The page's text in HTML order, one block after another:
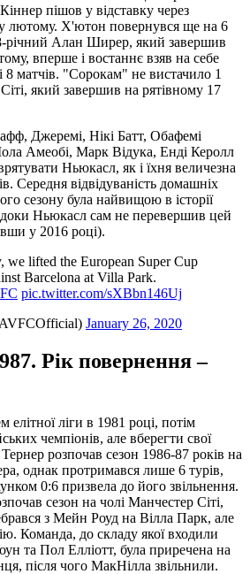
пішов у відставку через
лютому. Х'ютон повернувся ще на 6
річний Алан Ширер, який завершив
вперше і востаннє взяв на себе
8 матчів. "Сорокам" не вистачило 1
який завершив на рятівному 17
Джеремі, Нікі Батт, Обафемі
Амеобі, Марк Відука, Енді Керолл
Ньюкасл, як і їхня величезна
Середня відвідуваність домашніх
сезону була найвищою в історії
Ньюкасл сам не перевершив цей
у 2016 році).
we lifted the European Super Cup
Barcelona at Villa Park.
pic.twitter.com/sXBbn146Uj
January 26, 2020
Рік повернення –
елітної ліги в 1981 році, потім
чемпіонів, але вберегти свої
розпочав сезон 1986-87 років на
однак протримався лише 6 турів,
0:6 призвела до його звільнення.
сезон на чолі Манчестер Сіті,
з Мейн Роуд на Вілла Парк, але
Команда, до складу якої входили
та Пол Елліотт, була приречена на
після чого МакНілла звільнили.